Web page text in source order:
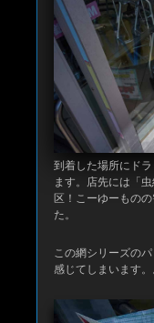
到着した場所にド
ます。店先には「
区！こーゆーもの
た。
この網シリーズの
感じてしまいます。